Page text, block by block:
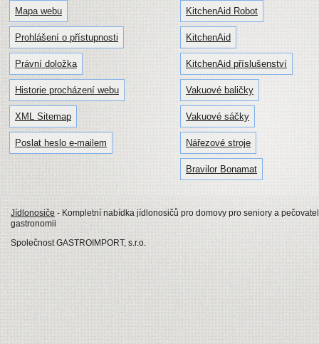
Mapa webu
Prohlášení o přístupnosti
Právní doložka
Historie procházení webu
XML Sitemap
Poslat heslo e-mailem
KitchenAid Robot
KitchenAid
KitchenAid příslušenství
Vakuové baličky
Vakuové sáčky
Nářezové stroje
Bravilor Bonamat
Jídlonosiče - Kompletní nabídka jídlonosičů pro domovy pro seniory a
gastronomii
Společnost GASTROIMPORT, s.r.o.